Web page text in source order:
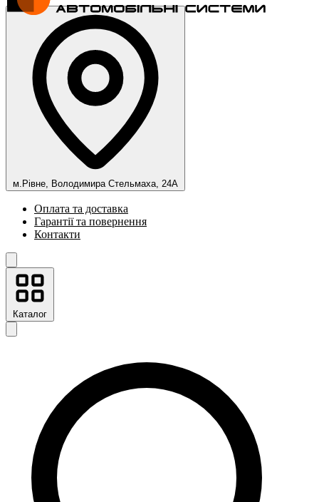
м.Рівне, Володимира Стельмаха, 24А
Оплата та доставка
Гарантії та повернення
Контакти
Каталог